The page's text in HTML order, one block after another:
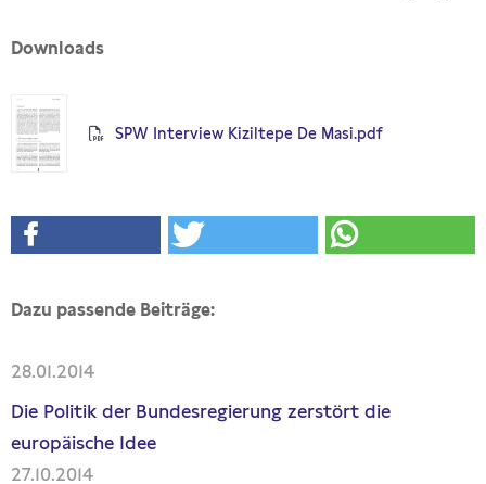
Downloads
SPW Interview Kiziltepe De Masi.pdf
Dazu passende Beiträge:
28.01.2014
Die Politik der Bundesregierung zerstört die
europäische Idee
27.10.2014